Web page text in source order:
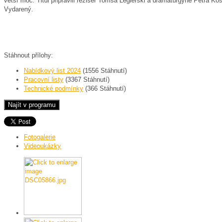
Vydarený.
Stáhnout přílohy:
Nabídkový list 2024 (1556 Stáhnutí)
Pracovní listy (3367 Stáhnutí)
Technické podmínky (366 Stáhnutí)
Fotogalerie
Videoukázky